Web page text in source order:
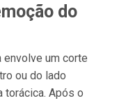
do
um corte
ou do lado
torácica. Após o